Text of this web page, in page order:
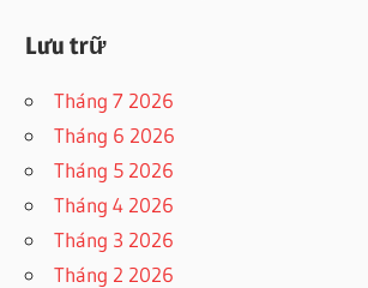
Lưu trữ
Tháng 7 2026
Tháng 6 2026
Tháng 5 2026
Tháng 4 2026
Tháng 3 2026
Tháng 2 2026